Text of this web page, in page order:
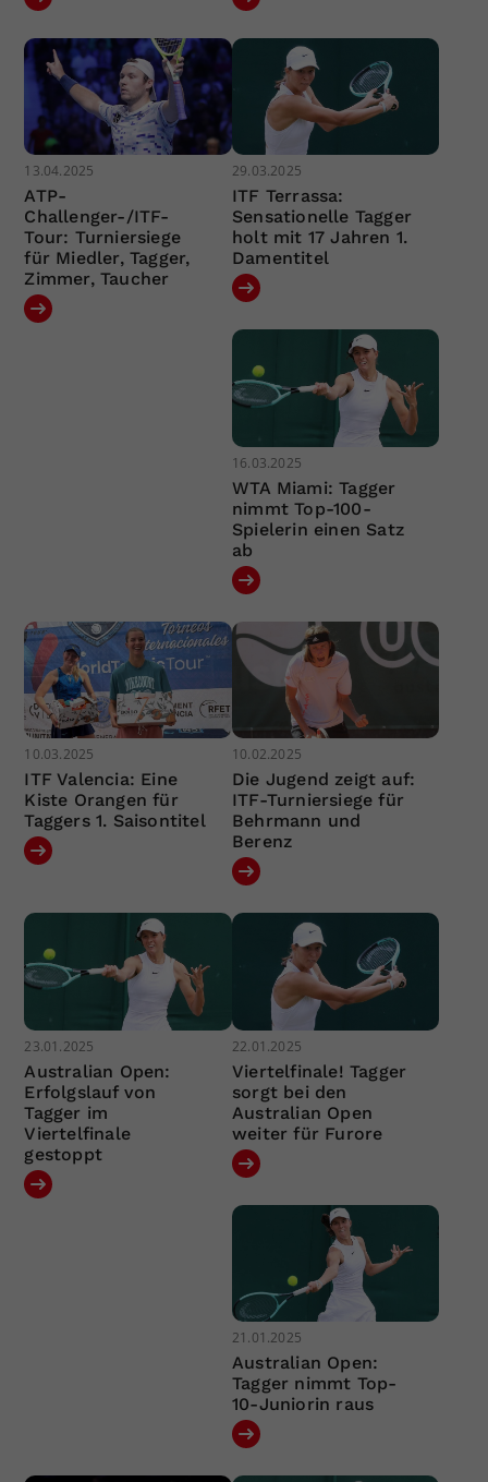
13.04.2025
ATP-
Challenger-/ITF-
Tour: Turniersiege
für Miedler, Tagger,
Zimmer, Taucher
29.03.2025
ITF Terrassa:
Sensationelle Tagger
holt mit 17 Jahren 1.
Damentitel
16.03.2025
WTA Miami: Tagger
nimmt Top-100-
Spielerin einen Satz
ab
10.03.2025
ITF Valencia: Eine
Kiste Orangen für
Taggers 1. Saisontitel
10.02.2025
Die Jugend zeigt auf:
ITF-Turniersiege für
Behrmann und
Berenz
23.01.2025
Australian Open:
Erfolgslauf von
Tagger im
Viertelfinale
gestoppt
22.01.2025
Viertelfinale! Tagger
sorgt bei den
Australian Open
weiter für Furore
21.01.2025
Australian Open:
Tagger nimmt Top-
10-Juniorin raus